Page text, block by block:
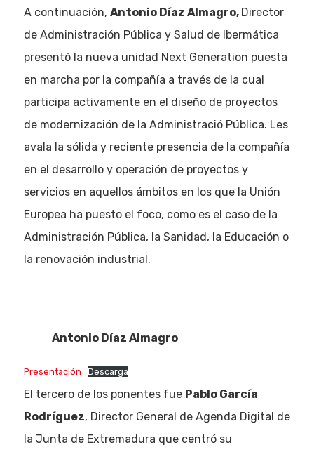
A continuación, Antonio Díaz Almagro, Director
de Administración Pública y Salud de Ibermática
presentó la nueva unidad Next Generation puesta
en marcha por la compañía a través de la cual
participa activamente en el diseño de proyectos
de modernización de la Administració Pública. Les
avala la sólida y reciente presencia de la compañía
en el desarrollo y operación de proyectos y
servicios en aquellos ámbitos en los que la Unión
Europea ha puesto el foco, como es el caso de la
Administración Pública, la Sanidad, la Educación o
la renovación industrial.
Antonio Díaz Almagro
Presentación Descarga
El tercero de los ponentes fue Pablo García
Rodríguez, Director General de Agenda Digital de
la Junta de Extremadura que centró su